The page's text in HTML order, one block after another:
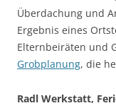
Überdachung und
Ergebnis eines
Elternbeiräten und
Grobplanung, die
Radl Werkstatt,